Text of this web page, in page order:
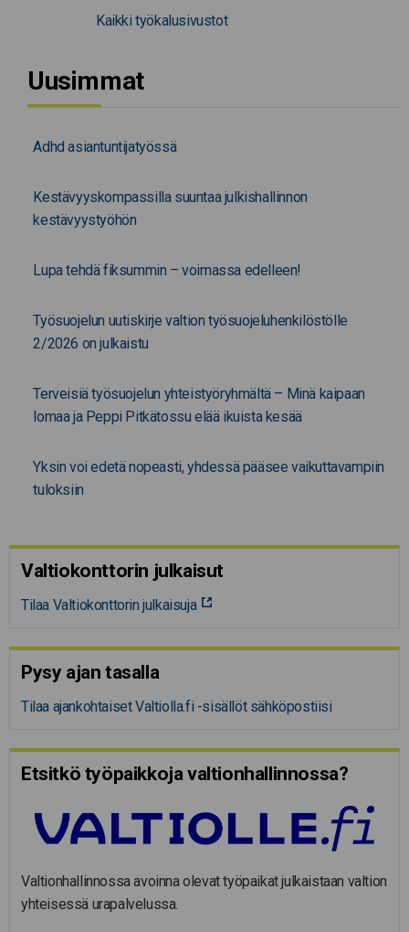
Kaikki työkalusivustot
Uusimmat
Adhd asiantuntijatyössä
Kestävyyskompassilla suuntaa julkishallinnon
kestävyystyöhön
Lupa tehdä fiksummin – voimassa edelleen!
Työsuojelun uutiskirje valtion työsuojeluhenkilöstölle
2/2026 on julkaistu
Terveisiä työsuojelun yhteistyöryhmältä – Minä kaipaan
lomaa ja Peppi Pitkätossu elää ikuista kesää
Yksin voi edetä nopeasti, yhdessä pääsee vaikuttavampiin
tuloksiin
Valtiokonttorin julkaisut
Tilaa Valtiokonttorin julkaisuja
Pysy ajan tasalla
Tilaa ajankohtaiset Valtiolla.fi -sisällöt sähköpostiisi
Etsitkö työpaikkoja valtion­hal­lin­nossa?
Valtionhallinnossa avoinna olevat työpaikat julkaistaan valtion
yhteisessä urapalvelussa.